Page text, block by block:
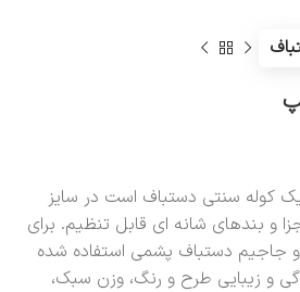
کوله سنتی دستباف است در سایز
و بندهای شانه ای قابل تنظیم. برای
و جاجیم دستباف پشمی استفاده شده
و زیبایی طرح و رنگ، وزن سبک،